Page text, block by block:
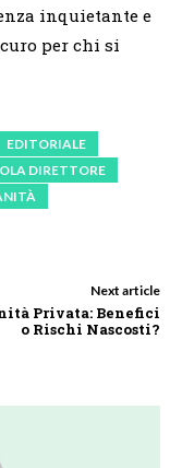
inquietante e
per chi si
EDITORIALE
DIRETTORE
Next article
Privata: Benefici
o Rischi Nascosti?